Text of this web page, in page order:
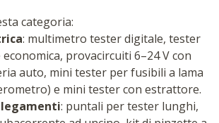
categoria:
: multimetro tester digitale, tester
provacircuiti 6–24 V con
auto, mini tester per fusibili a lama
e mini tester con estrattore.
: puntali per tester lunghi,